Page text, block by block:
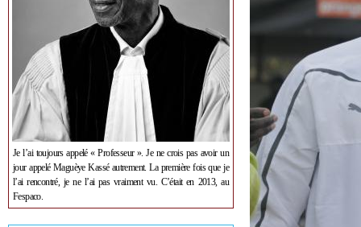
Je l’ai toujours appelé « Professeur ». Je ne crois pas avoir un
jour appelé Maguèye Kassé autrement. La première fois que je
l’ai rencontré, je ne l’ai pas vraiment vu. C’était en 2013, au
Fespaco.